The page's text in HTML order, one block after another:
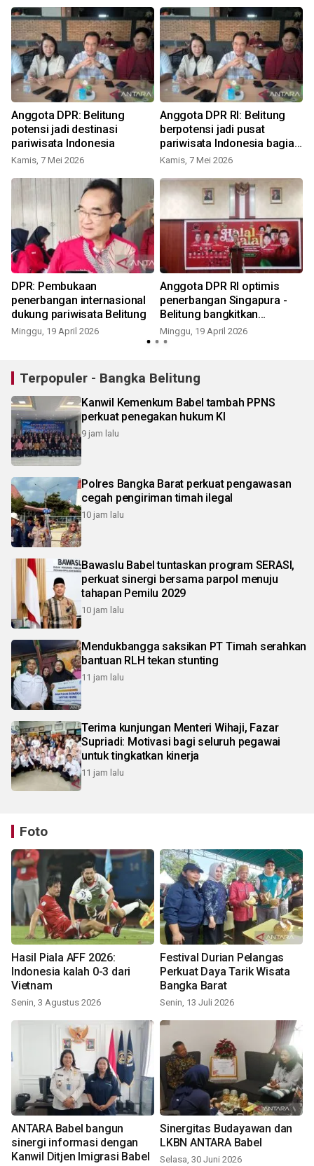
Anggota DPR: Belitung
potensi jadi destinasi
pariwisata Indonesia
Kamis, 7 Mei 2026
Anggota DPR RI: Belitung
berpotensi jadi pusat
pariwisata Indonesia bagian
barat
Kamis, 7 Mei 2026
DPR: Pembukaan
penerbangan internasional
dukung pariwisata Belitung
Minggu, 19 April 2026
Anggota DPR RI optimis
penerbangan Singapura -
Belitung bangkitkan
pariwisata
Minggu, 19 April 2026
Terpopuler - Bangka Belitung
Kanwil Kemenkum Babel tambah PPNS
perkuat penegakan hukum KI
9 jam lalu
Polres Bangka Barat perkuat pengawasan
cegah pengiriman timah ilegal
10 jam lalu
Bawaslu Babel tuntaskan program SERASI,
perkuat sinergi bersama parpol menuju
tahapan Pemilu 2029
10 jam lalu
Mendukbangga saksikan PT Timah serahkan
bantuan RLH tekan stunting
11 jam lalu
Terima kunjungan Menteri Wihaji, Fazar
Supriadi: Motivasi bagi seluruh pegawai
untuk tingkatkan kinerja
11 jam lalu
Foto
Hasil Piala AFF 2026:
Indonesia kalah 0-3 dari
Vietnam
Senin, 3 Agustus 2026
Festival Durian Pelangas
Perkuat Daya Tarik Wisata
Bangka Barat
Senin, 13 Juli 2026
ANTARA Babel bangun
sinergi informasi dengan
Kanwil Ditjen Imigrasi Babel
Sinergitas Budayawan dan
LKBN ANTARA Babel
Selasa, 30 Juni 2026